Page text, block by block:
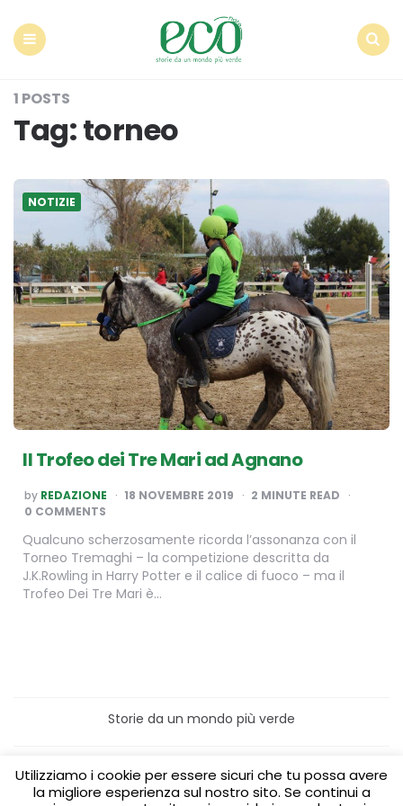
1 POSTS
Tag:torneo
NOTIZIE
Il Trofeo dei Tre Mari ad Agnano
POSTED
BY
by REDAZIONE 18 NOVEMBRE 2019 2 MINUTE READ
0 COMMENTS
Qualcuno scherzosamente ricorda l’assonanza con il
Torneo Tremaghi – la competizione descritta da
J.K.Rowling in Harry Potter e il calice di fuoco – ma il
Trofeo Dei Tre Mari è…
Storie da un mondo più verde
Home
Turismo sostenibile
Laboratori/Visite per le scuole
Green content per aziende Media Partner
Utilizziamo i cookie per essere sicuri che tu possa avere
la migliore esperienza sul nostro sito. Se continui a